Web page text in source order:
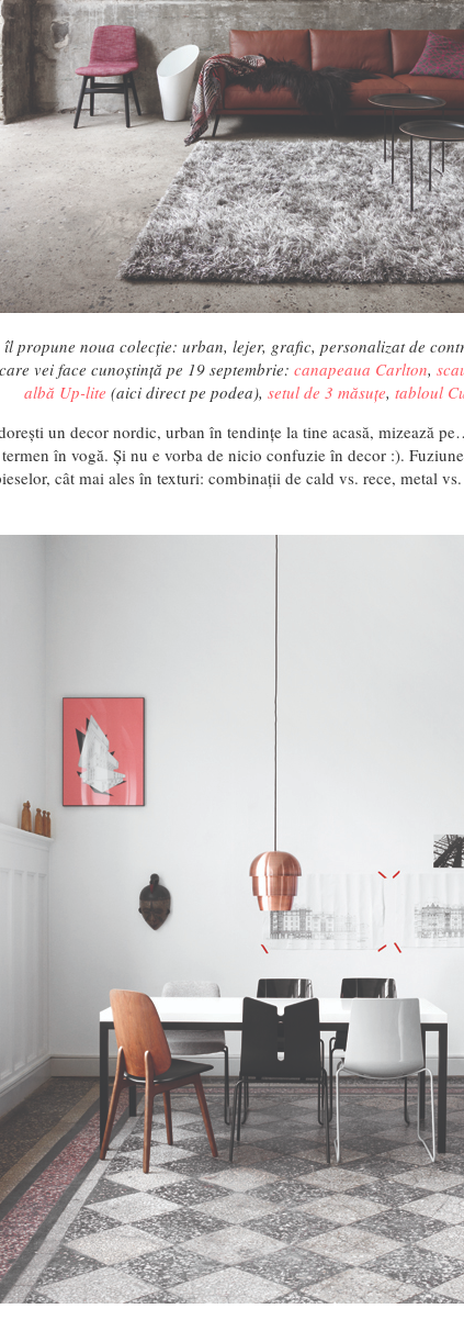
propune noua colecție: urban, lejer, grafic, personalizat de
vei face cunoștință pe 19 septembrie: canapeaua Carlton,
albă Up-lite (aici direct pe podea), setul de 3 măsuțe, tabloul
un decor nordic, urban în tendințe la tine acasă, mizează
în vogă. Și nu e vorba de nicio confuzie în decor :).
cât mai ales în texturi: combinații de cald vs. rece, metal